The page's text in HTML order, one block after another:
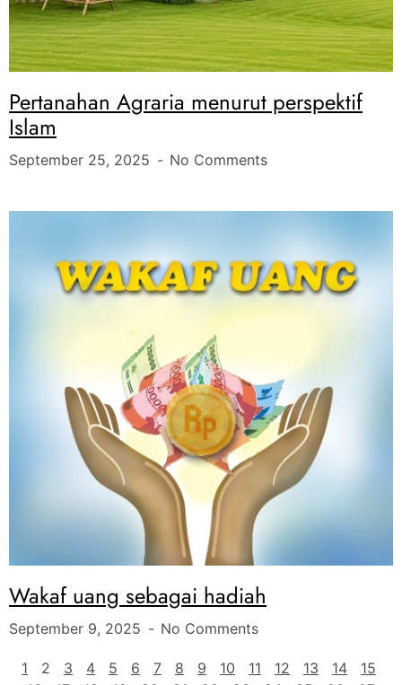
Pertanahan Agraria menurut perspektif
Islam
September 25, 2025 No Comments
Wakaf uang sebagai hadiah
September 9, 2025 No Comments
1 2 3 4 5 6 7 8 9 10 11 12 13 14
15